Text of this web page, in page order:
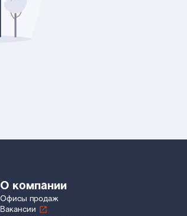
О компании
Офисы продаж
Вакансии